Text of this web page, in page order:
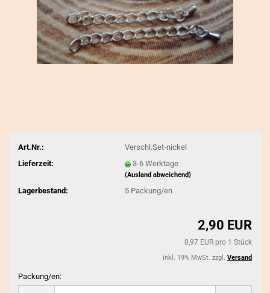
Art.Nr.:
Verschl.Set-nickel
Lieferzeit:
3-6 Werktage
(Ausland abweichend)
Lagerbestand: 5 Packung/en
2,90 EUR
0,97 EUR pro 1 Stück
inkl. 19% MwSt. zzgl. Versand
Packung/en: